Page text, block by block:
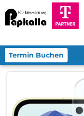
Termin Buchen